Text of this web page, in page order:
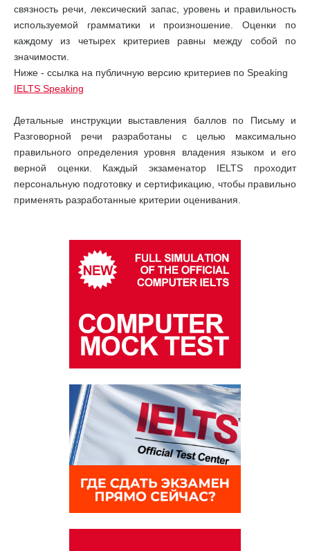
связность речи, лексический запас, уровень и правильность
используемой грамматики и произношение. Оценки по
каждому из четырех критериев равны между собой по
значимости.
Ниже - ссылка на публичную версию критериев по Speaking
IELTS Speaking
Детальные инструкции выставления баллов по Письму и
Разговорной речи разработаны с целью максимально
правильного определения уровня владения языком и его
верной оценки. Каждый экзаменатор IELTS проходит
персональную подготовку и сертификацию, чтобы правильно
применять разработанные критерии оценивания.